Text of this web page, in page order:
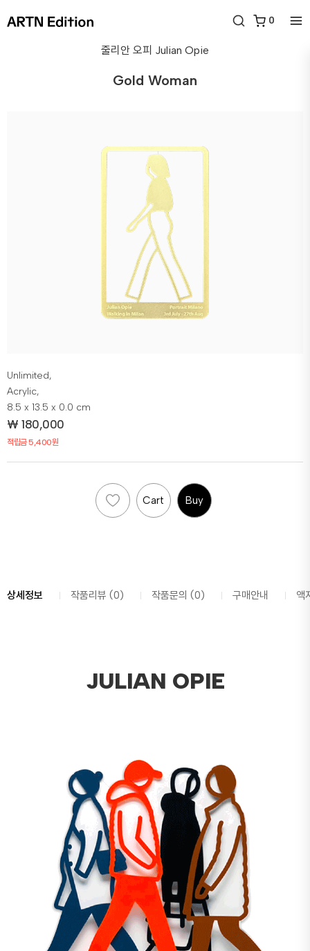
0
줄리안 오피 Julian Opie
Gold Woman
Unlimited,
Acrylic,
8.5 x 13.5 x 0.0 cm
₩180,000
적립금 5,400원
Cart Buy
상세정보 작품리뷰 (0) 작품문의 (0) 구매안내 액
JULIAN OPIE